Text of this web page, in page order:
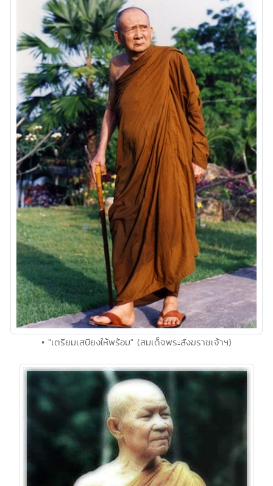
• "เตรียมเสบียงให้พร้อม" (สมเด็จพระสังฆราชเจ้าฯ)